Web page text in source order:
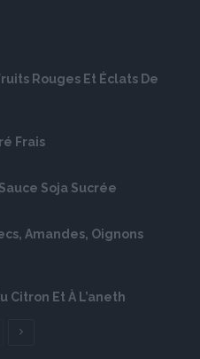
Rouges Et Éclats De
Frais
Soja Sucrée
Amandes, Oignons
Citron Et À L’aneth
Page